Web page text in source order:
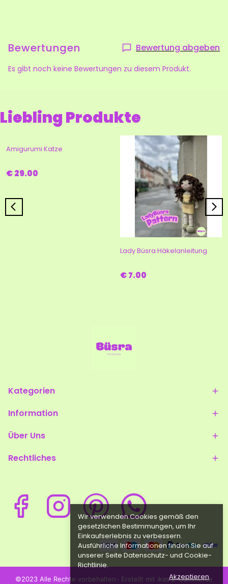
Wir verwenden Cookies gemäß den
gesetzlichen Bestimmungen, um Ihr
Einkaufserlebnis zu verbessern.
Ausführliche Informationen finden Sie auf
unserer Seite Datenschutz- und Cookie-
Richtlinie.
Akzeptieren
Bewertungen Bewertung abgeben
Es gibt noch keine Bewertungen zu diesem Produkt.
Liebling Produkte
Amigurumi Katze
€ 29.00
Lady Büsra Häkelanleitung
€ 7.00
Kategorien
Information
Über Uns
Rechtliches
©2023 Alle Rechte vorbehalten- Erstellt mit ikas E-Commerce